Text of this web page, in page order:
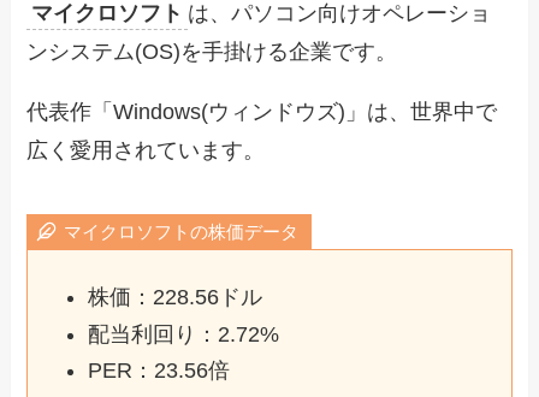
マイクロソフト は、パソコン向けオペレーショ
ンシステム(OS)を手掛ける企業です。
代表作「Windows(ウィンドウズ)」は、世界中で
広く愛用されています。
マイクロソフトの株価データ
株価：228.56ドル
配当利回り：2.72%
PER：23.56倍